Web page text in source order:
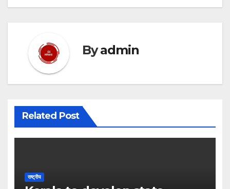
Byadmin
Related Post
राष्ट्रीय